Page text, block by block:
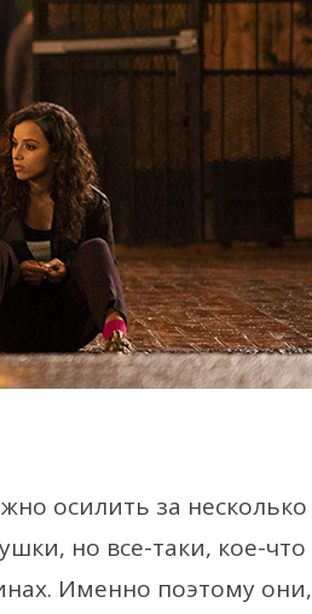
осилить за несколько
но все-таки, кое-что
Именно поэтому они,